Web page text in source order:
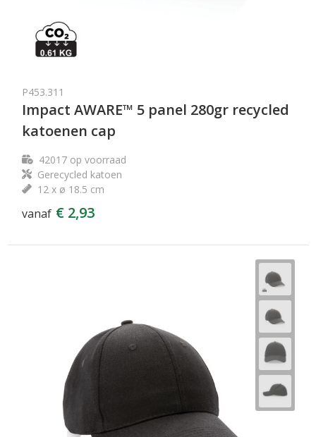
P453.311
Impact AWARE™ 5 panel 280gr recycled
katoenen cap
42017op voorraad
Gerecycled katoen
12 x ø 18.5 cm
vanaf € 2,93